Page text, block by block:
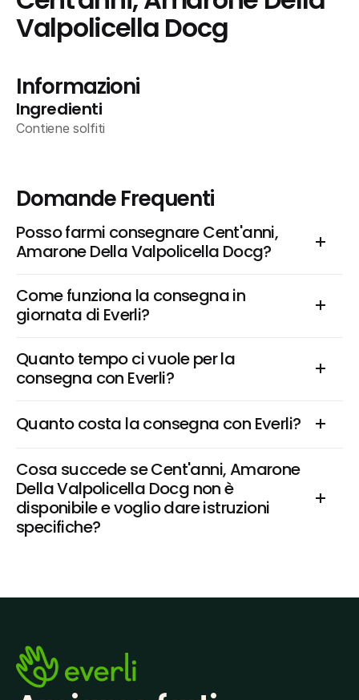
Valpolicella Docg
Informazioni
Ingredienti
Contiene solfiti
Domande Frequenti
Posso farmi consegnare Cent'anni,
Amarone Della Valpolicella Docg?
Come funziona la consegna in
giornata di Everli?
Quanto tempo ci vuole per la
consegna con Everli?
Quanto costa la consegna con Everli?
Cosa succede se Cent'anni, Amarone
Della Valpolicella Docg non è
disponibile e voglio dare istruzioni
specifiche?